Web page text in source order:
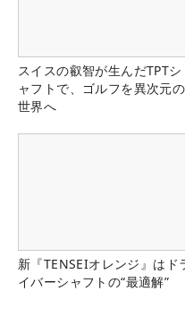
スイスの叡智が生んだTPTシ
ャフトで、ゴルフを異次元の
世界へ
新『TENSEIオレンジ』はド
イバーシャフトの“最適解”